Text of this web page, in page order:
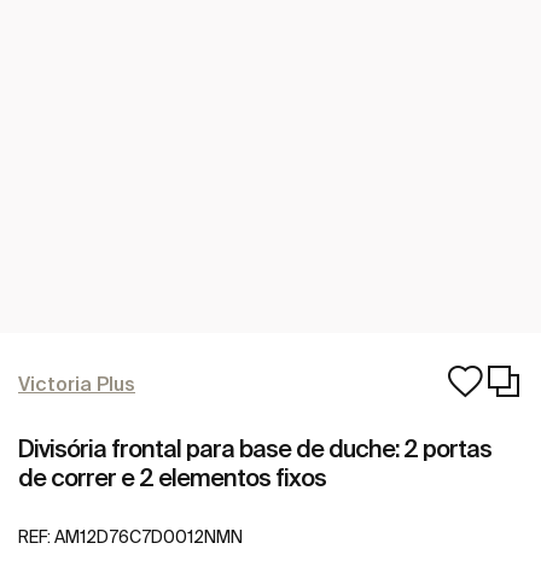
Victoria Plus
Divisória frontal para base de duche: 2 portas
de correr e 2 elementos fixos
REF: AM12D76C7D0012NMN